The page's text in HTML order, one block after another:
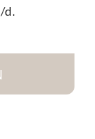
d.